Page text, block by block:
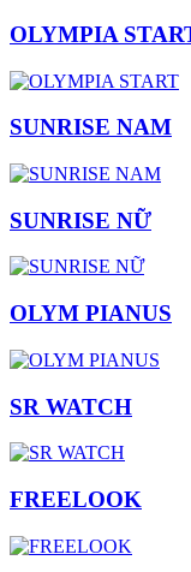
OLYMPIA
SUNRISE NAM
SUNRISE NỮ
OLYM PIANUS
SR WATCH
FREELOOK